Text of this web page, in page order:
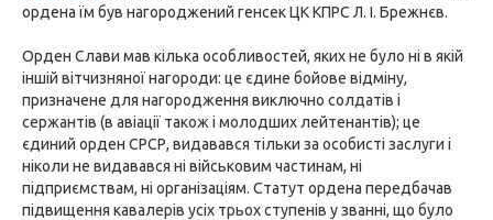
ордена їм був нагороджений генсек ЦК КПРС Л. І. Брежнєв.
Орден Слави мав кілька особливостей, яких не було ні в якій
іншій вітчизняної нагороди: це єдине бойове відміну,
призначене для нагородження виключно солдатів і
сержантів (в авіації також і молодших лейтенантів); це
єдиний орден СРСР, видавався тільки за особисті заслуги і
ніколи не видавався ні військовим частинам, ні
підприємствам, ні організаціям. Статут ордена передбачав
підвищення кавалерів усіх трьох ступенів у званні, що було